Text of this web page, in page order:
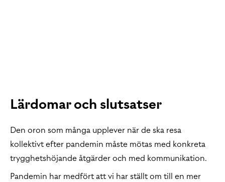
Lärdomar och slutsatser
Den oron som många upplever när de ska resa
kollektivt efter pandemin måste mötas med konkreta
trygghetshöjande åtgärder och med kommunikation.
Pandemin har medfört att vi har ställt om till en mer